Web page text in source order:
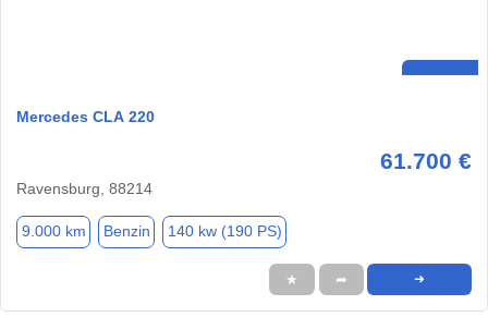
Mercedes CLA 220
61.700 €
Ravensburg, 88214
9.000 km Benzin 140 kw (190 PS)
★ ➦ ➜